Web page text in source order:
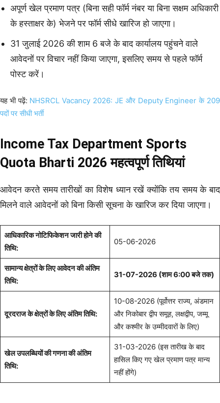
अपूर्ण खेल प्रमाण पत्र (बिना सही फॉर्म नंबर या बिना सक्षम अधिकारी
के हस्ताक्षर के) भेजने पर फॉर्म सीधे खारिज हो जाएगा।
31 जुलाई 2026 की शाम 6 बजे के बाद कार्यालय पहुंचने वाले
आवेदनों पर विचार नहीं किया जाएगा, इसलिए समय से पहले फॉर्म
पोस्ट करें।
यह भी पढ़ें: NHSRCL Vacancy 2026: JE और Deputy Engineer के 209
पदों पर सीधी भर्ती
Income Tax Department Sports
Quota Bharti 2026 महत्वपूर्ण तिथियां
आवेदन करते समय तारीखों का विशेष ध्यान रखें क्योंकि तय समय के बाद
मिलने वाले आवेदनों को बिना किसी सूचना के खारिज कर दिया जाएगा।
आधिकारिक नोटिफिकेशन जारी होने की
तिथि:
05-06-2026
सामान्य क्षेत्रों के लिए आवेदन की अंतिम
तिथि:
31-07-2026 (शाम 6:00 बजे तक)
दूरदराज के क्षेत्रों के लिए अंतिम तिथि:
10-08-2026 (पूर्वोत्तर राज्य, अंडमान
और निकोबार द्वीप समूह, लक्षद्वीप, जम्मू
और कश्मीर के उम्मीदवारों के लिए)
खेल उपलब्धियों की गणना की अंतिम
तिथि:
31-03-2026 (इस तारीख के बाद
हासिल किए गए खेल प्रमाण पत्र मान्य
नहीं होंगे)